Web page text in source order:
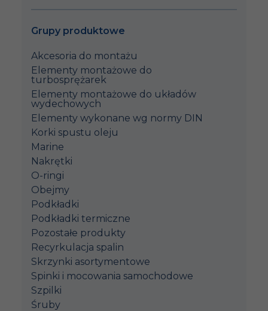
Grupy produktowe
Akcesoria do montażu
Elementy montażowe do
turbosprężarek
Elementy montażowe do układów
wydechowych
Elementy wykonane wg normy DIN
Korki spustu oleju
Marine
Nakrętki
O-ringi
Obejmy
Podkładki
Podkładki termiczne
Pozostałe produkty
Recyrkulacja spalin
Skrzynki asortymentowe
Spinki i mocowania samochodowe
Szpilki
Śruby